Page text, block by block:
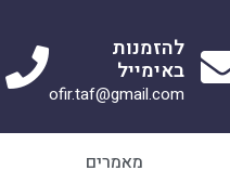
להזמנות
באימייל
ofir.taf@gmail.com
מאמרים